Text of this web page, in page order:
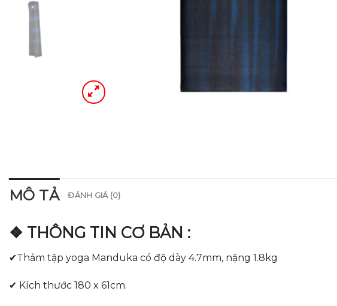
MÔ TẢ ĐÁNH GIÁ (0)
❖ THÔNG TIN CƠ BẢN :
✔Thảm tập yoga Manduka có độ dày 4.7mm, nặng 1.8kg
✔ Kích thước 180 x 61cm.